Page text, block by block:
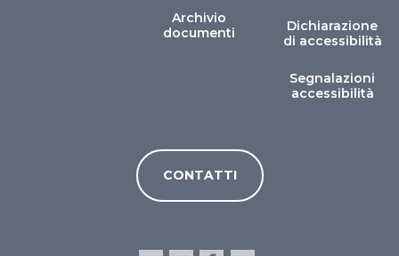
Archivio
documenti
Dichiarazione
di accessibilità
Segnalazioni
accessibilità
CONTATTI